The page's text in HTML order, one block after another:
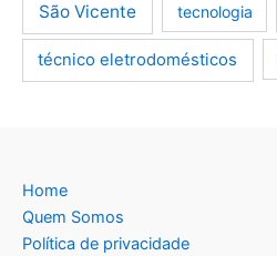
São Vicente tecnologia
técnico eletrodomésticos
Home
Quem Somos
Política de privacidade